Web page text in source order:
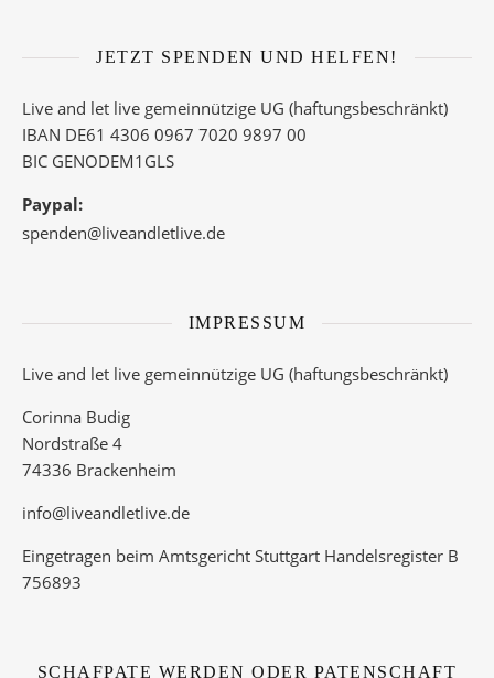
JETZT SPENDEN UND HELFEN!
Live and let live gemeinnützige UG (haftungsbeschränkt)
IBAN DE61 4306 0967 7020 9897 00
BIC GENODEM1GLS
Paypal:
spenden@liveandletlive.de
IMPRESSUM
Live and let live gemeinnützige UG (haftungsbeschränkt)
Corinna Budig
Nordstraße 4
74336 Brackenheim
info@liveandletlive.de
Eingetragen beim Amtsgericht Stuttgart Handelsregister B
756893
SCHAFPATE WERDEN ODER PATENSCHAFT